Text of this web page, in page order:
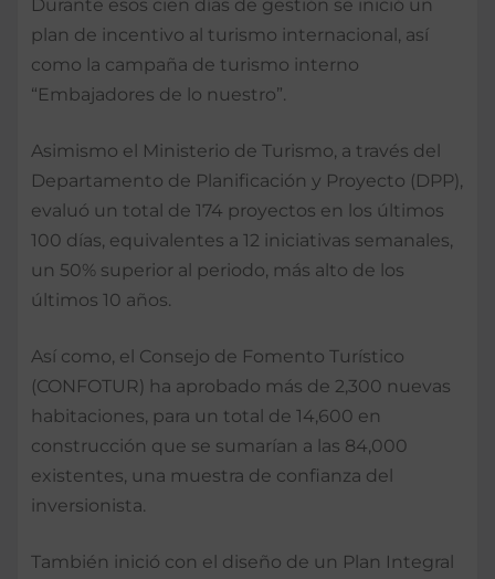
Durante esos cien días de gestión se inició un
plan de incentivo al turismo internacional, así
como la campaña de turismo interno
“Embajadores de lo nuestro”.
Asimismo el Ministerio de Turismo, a través del
Departamento de Planificación y Proyecto (DPP),
evaluó un total de 174 proyectos en los últimos
100 días, equivalentes a 12 iniciativas semanales,
un 50% superior al periodo, más alto de los
últimos 10 años.
Así como, el Consejo de Fomento Turístico
(CONFOTUR) ha aprobado más de 2,300 nuevas
habitaciones, para un total de 14,600 en
construcción que se sumarían a las 84,000
existentes, una muestra de confianza del
inversionista.
También inició con el diseño de un Plan Integral